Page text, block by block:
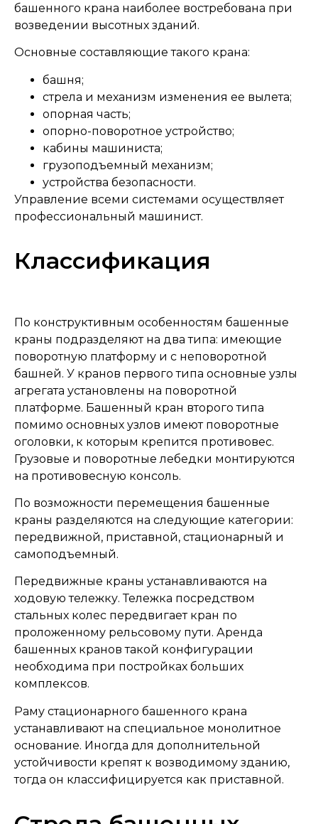
башенного крана наиболее востребована при
возведении высотных зданий.
Основные составляющие такого крана:
башня;
стрела и механизм изменения ее вылета;
опорная часть;
опорно-поворотное устройство;
кабины машиниста;
грузоподъемный механизм;
устройства безопасности.
Управление всеми системами осуществляет
профессиональный машинист.
Классификация
По конструктивным особенностям башенные
краны подразделяют на два типа: имеющие
поворотную платформу и с неповоротной
башней. У кранов первого типа основные узлы
агрегата установлены на поворотной
платформе. Башенный кран второго типа
помимо основных узлов имеют поворотные
оголовки, к которым крепится противовес.
Грузовые и поворотные лебедки монтируются
на противовесную консоль.
По возможности перемещения башенные
краны разделяются на следующие категории:
передвижной, приставной, стационарный и
самоподъемный.
Передвижные краны устанавливаются на
ходовую тележку. Тележка посредством
стальных колес передвигает кран по
проложенному рельсовому пути. Аренда
башенных кранов такой конфигурации
необходима при постройках больших
комплексов.
Раму стационарного башенного крана
устанавливают на специальное монолитное
основание. Иногда для дополнительной
устойчивости крепят к возводимому зданию,
тогда он классифицируется как приставной.